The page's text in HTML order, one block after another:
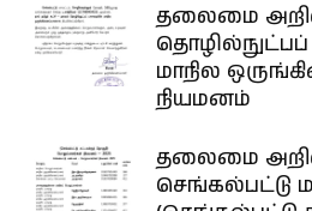
தலைமை
மாநில
நியமனம்
தலைமை